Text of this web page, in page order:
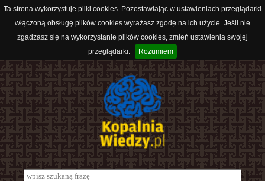
Ta strona wykorzystuje pliki cookies. Pozostawiając w ustawieniach przeglądarki
włączoną obsługę plików cookies wyrażasz zgodę na ich użycie. Jeśli nie
zgadzasz się na wykorzystanie plików cookies, zmień ustawienia swojej
przeglądarki.
Rozumiem